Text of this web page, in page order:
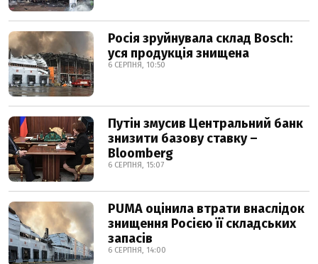
Росія зруйнувала склад Bosch:
уся продукція знищена
6 СЕРПНЯ, 10:50
Путін змусив Центральний банк
знизити базову ставку –
Bloomberg
6 СЕРПНЯ, 15:07
PUMA оцінила втрати внаслідок
знищення Росією її складських
запасів
6 СЕРПНЯ, 14:00